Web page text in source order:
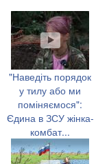
"Наведіть порядок
у тилу або ми
поміняємося":
Єдина в ЗСУ жінка-
комбат...